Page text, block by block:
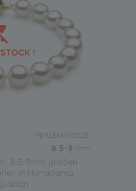
PERLENGRÖSSE:
8.5-9 mm
8.5-9mm großen
in Hanadama -